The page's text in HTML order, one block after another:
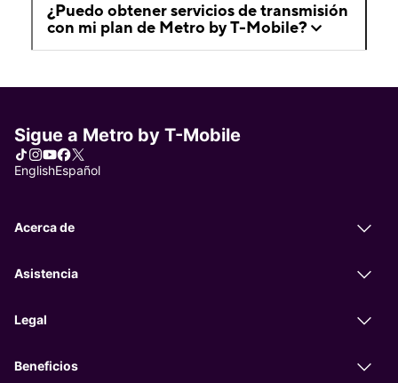
¿Puedo obtener servicios de transmisión
con mi plan de Metro by T-Mobile?